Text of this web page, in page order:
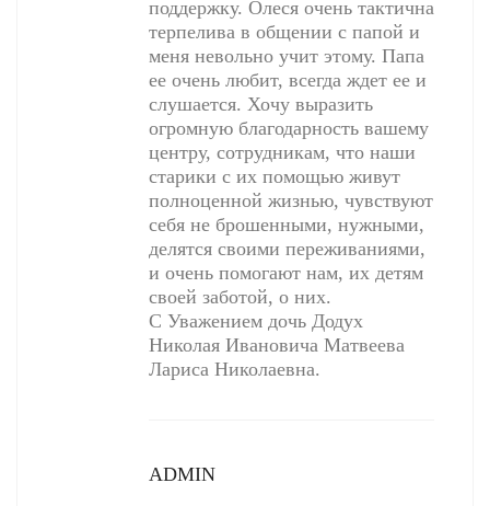
поддержку. Олеся очень тактична
терпелива в общении с папой и
меня невольно учит этому. Папа
ее очень любит, всегда ждет ее и
слушается. Хочу выразить
огромную благодарность вашему
центру, сотрудникам, что наши
старики с их помощью живут
полноценной жизнью, чувствуют
себя не брошенными, нужными,
делятся своими переживаниями,
и очень помогают нам, их детям
своей заботой, о них.
С Уважением дочь Додух
Николая Ивановича Матвеева
Лариса Николаевна.
ADMIN